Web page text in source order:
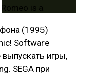
(1995)
Software
игры,
SEGA при